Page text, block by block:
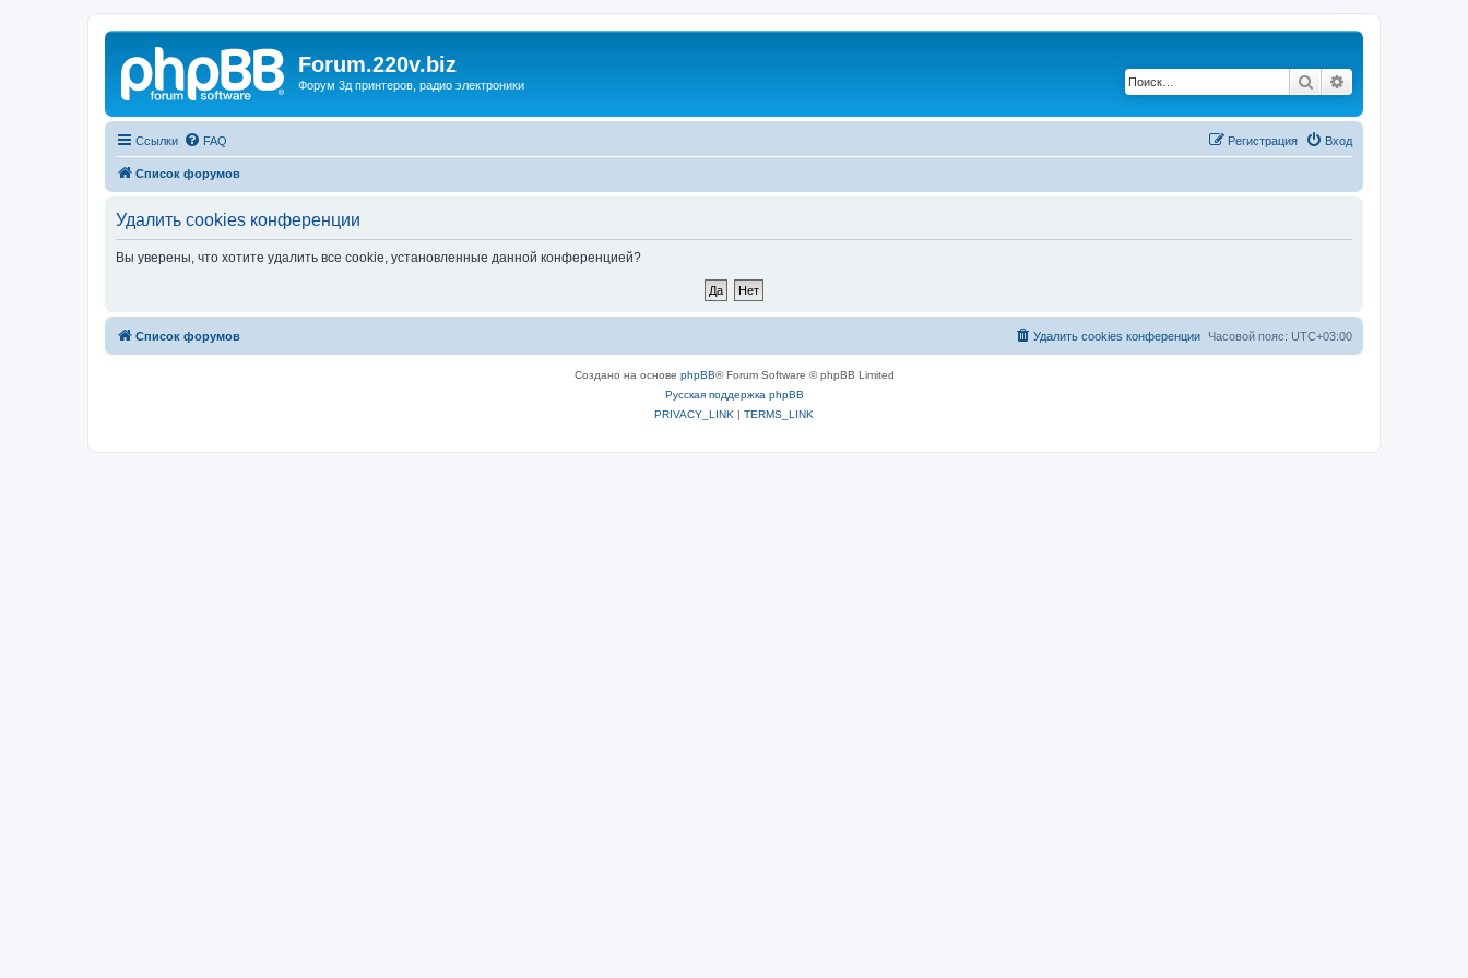
Forum.220v.biz
Форум 3д принтеров, радио электроники Поиск
Ссылки FAQ Вход
Регистрация
Список форумов
Удалить cookies конференции
Вы уверены, что хотите удалить все cookie, установленные данной конференцией?
Список форумов Часовой пояс: UTC+03:00
Удалить cookies конференции
Создано на основе phpBB® Forum Software © phpBB Limited
Русская поддержка phpBB
PRIVACY_LINK | TERMS_LINK